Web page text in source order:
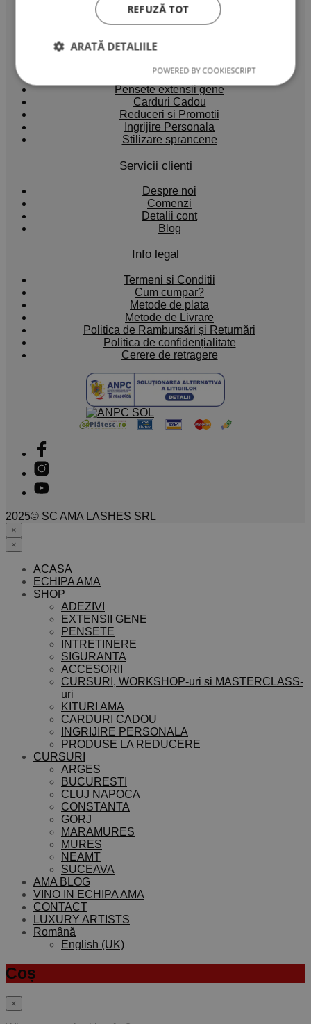
Produse & Servicii
Extensii gene
Adezivi extensii gene
Pensete extensii gene
Carduri Cadou
Reduceri si Promotii
Ingrijire Personala
Stilizare sprancene
Servicii clienti
Despre noi
Comenzi
Detalii cont
Blog
Info legal
Termeni si Conditii
Cum cumpar?
Metode de plata
Metode de Livrare
Politica de Rambursări și Returnări
Politica de confidențialitate
Cerere de retragere
2025© SC AMA LASHES SRL
×
×
ACASA
ECHIPA AMA
SHOP
ADEZIVI
EXTENSII GENE
PENSETE
INTRETINERE
SIGURANTA
ACCESORII
CURSURI, WORKSHOP-uri si MASTERCLASS-
uri
KITURI AMA
CARDURI CADOU
INGRIJIRE PERSONALA
PRODUSE LA REDUCERE
CURSURI
ARGES
BUCURESTI
CLUJ NAPOCA
CONSTANTA
GORJ
MARAMURES
MURES
NEAMT
SUCEAVA
AMA BLOG
VINO IN ECHIPA AMA
CONTACT
LUXURY ARTISTS
Română
English (UK)
Coș
×
REFUZĂ TOT
ARATĂ DETALIILE
POWERED BY COOKIESCRIPT